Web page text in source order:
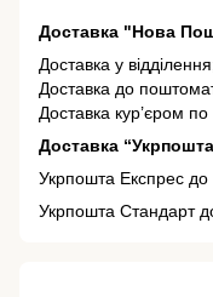
Доставка "Нова
Доставка у
Доставка до
Доставка кур’єром по
Доставка
Укрпошта Експрес до
Укрпошта Стандарт